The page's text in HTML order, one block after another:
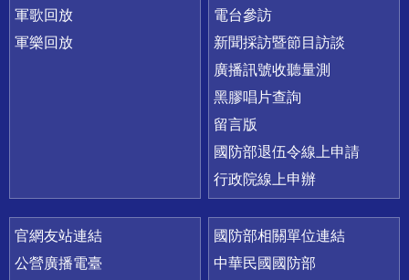
軍歌回放
軍樂回放
電台參訪
新聞採訪暨節目訪談
廣播訊號收聽量測
黑膠唱片查詢
留言版
國防部退伍令線上申請
行政院線上申辦
官網友站連結
公營廣播電臺
國防部相關單位連結
中華民國國防部